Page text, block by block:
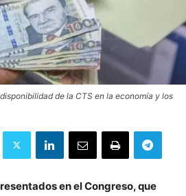
de la CTS en la economía y los
en el Congreso, que